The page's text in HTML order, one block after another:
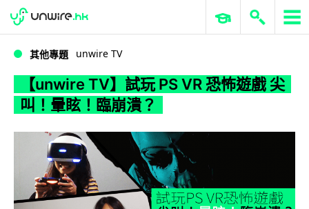
WWDC 2026 ERP 與商業 AI
其他專題 unwire TV
【unwire TV】試玩 PS VR 恐怖遊戲 尖
叫！暈眩！臨崩潰？